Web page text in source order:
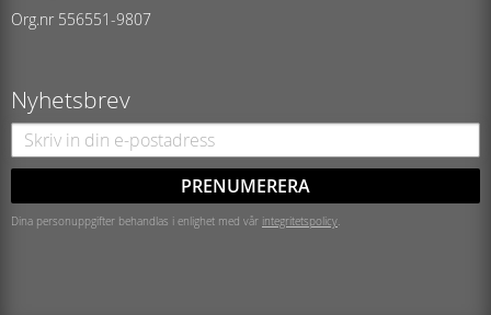
Org.nr 556551-9807
Nyhetsbrev
PRENUMERERA
Dina personuppgifter behandlas i enlighet med vår integritetspolicy.